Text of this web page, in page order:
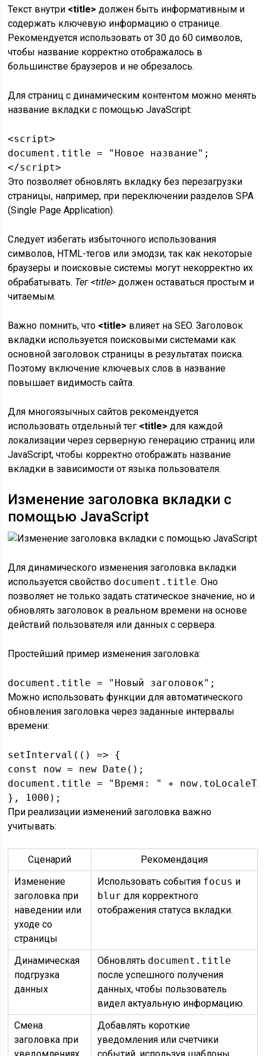
Текст внутри <title> должен быть информативным и
содержать ключевую информацию о странице.
Рекомендуется использовать от 30 до 60 символов,
чтобы название корректно отображалось в
большинстве браузеров и не обрезалось.
Для страниц с динамическим контентом можно менять
название вкладки с помощью JavaScript:
<script>
document.title = "Новое название";
</script>
Это позволяет обновлять вкладку без перезагрузки
страницы, например, при переключении разделов SPA
(Single Page Application).
Следует избегать избыточного использования
символов, HTML-тегов или эмодзи, так как некоторые
браузеры и поисковые системы могут некорректно их
обрабатывать. Тег <title> должен оставаться простым и
читаемым.
Важно помнить, что <title> влияет на SEO. Заголовок
вкладки используется поисковыми системами как
основной заголовок страницы в результатах поиска.
Поэтому включение ключевых слов в название
повышает видимость сайта.
Для многоязычных сайтов рекомендуется
использовать отдельный тег <title> для каждой
локализации через серверную генерацию страниц или
JavaScript, чтобы корректно отображать название
вкладки в зависимости от языка пользователя.
Изменение заголовка вкладки с
помощью JavaScript
Для динамического изменения заголовка вкладки
используется свойство document.title. Оно
позволяет не только задать статическое значение, но и
обновлять заголовок в реальном времени на основе
действий пользователя или данных с сервера.
Простейший пример изменения заголовка:
document.title = "Новый заголовок";
Можно использовать функции для автоматического
обновления заголовка через заданные интервалы
времени:
setInterval(() => {
const now = new Date();
document.title = "Время: " +
}, 1000);
При реализации изменений заголовка важно
учитывать:
Сценарий
Рекомендация
Изменение
заголовка при
наведении или
уходе со
страницы
Использовать события focus и
blur для корректного
отображения статуса вкладки.
Динамическая
подгрузка
данных
Обновлять document.title
после успешного получения
данных, чтобы пользователь
видел актуальную информацию.
Смена
заголовка при
Добавлять короткие
уведомления или счетчики